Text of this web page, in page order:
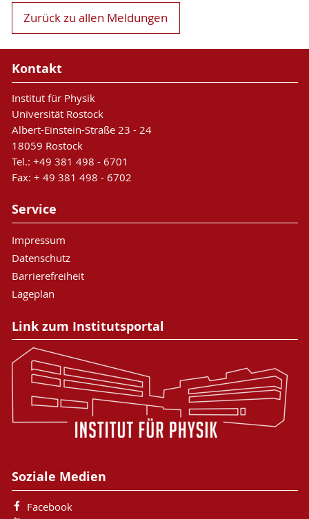
Zurück zu allen Meldungen
Kontakt
Institut für Physik
Universität Rostock
Albert-Einstein-Straße 23 - 24
18059 Rostock
Tel.: +49 381 498 - 6701
Fax: + 49 381 498 - 6702
Service
Impressum
Datenschutz
Barrierefreiheit
Lageplan
Link zum Institutsportal
Soziale Medien
Facebook